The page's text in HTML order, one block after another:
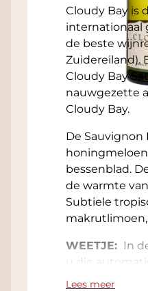
Cloudy Bay is
internationaal
de beste
Zuidereiland).
Cloudy Bay
nauwgezette
Cloudy Bay.
De
bessenblad.
de warmte
Subtiele
WEETJE: In
u die
Lees meer